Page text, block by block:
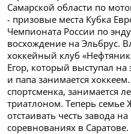
Самарской области по
- призовые места Кубка
Чемпионата России по
восхождение на Эльбрус.
хоккейный клуб
Егор, который выступал на
и папа занимается
спортсменка, занимается
триатлоном. Теперь
отстаивать честь завода
соревнованиях в Саратове.